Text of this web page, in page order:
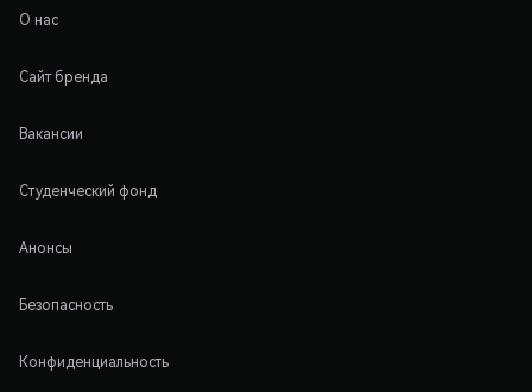
О нас
Сайт бренда
Вакансии
Студенческий фонд
Анонсы
Безопасность
Конфиденциальность